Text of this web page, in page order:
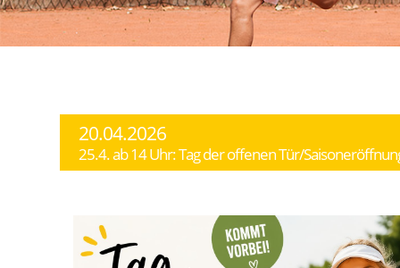
20.04.2026
25.4. ab 14 Uhr: Tag der offenen Tür/